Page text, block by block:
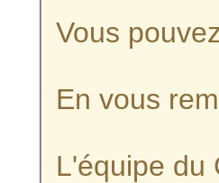
Vous
En vous
L'équipe du